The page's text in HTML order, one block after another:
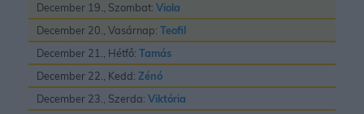
December 19., Szombat: Viola
December 20., Vasárnap: Teofil
December 21., Hétfő: Tamás
December 22., Kedd: Zénó
December 23., Szerda: Viktória